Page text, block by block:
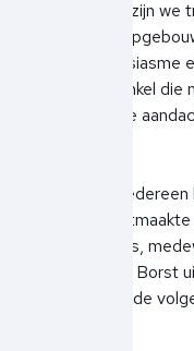
Als familie zijn
30 jaar is
vol enthousiasme
aan een winkel
persoonlijke
We willen
jaar deel
leveranciers,
jullie is Ben
is. Op naar de